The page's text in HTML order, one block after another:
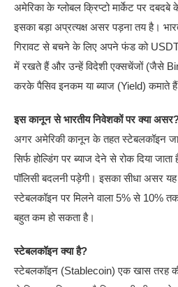
अमेरिका के ग्लोबल क्रिप्टो मार्केट पर दबदबे
इसका बड़ा अप्रत्यक्ष असर पड़ना तय है।
गिरावट से बचने के लिए अपने फंड को
में रखते हैं और उन्हें विदेशी एक्सचेंजों (जैसे
करके पैसिव इनकम या ब्याज (Yield) कमाते
इस कानून से भारतीय निवेशकों पर क्या
अगर अमेरिकी कानून के तहत स्टेबलकॉइन
सिर्फ होल्डिंग पर ब्याज देने से रोक दिया
पॉलिसी बदलनी पड़ेगी। इसका सीधा असर यह
स्टेबलकॉइन पर मिलने वाला 5% से 10% तक
बहुत कम हो सकता है।
स्टेबलकॉइन क्या है?
स्टेबलकॉइन (Stablecoin) एक खास तरह